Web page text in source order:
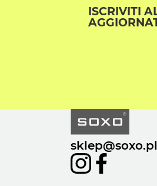
ISCRIVITI
sklep@soxo.pl